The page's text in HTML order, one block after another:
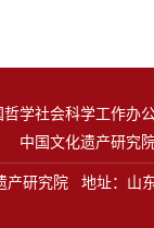
哲学社会科学工作办
中国文化遗产研究
产研究院 地址：山